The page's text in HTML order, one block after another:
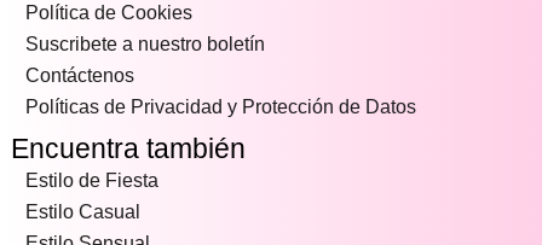
Política de Cookies
Suscribete a nuestro boletín
Contáctenos
Políticas de Privacidad y Protección de Datos
Encuentra también
Estilo de Fiesta
Estilo Casual